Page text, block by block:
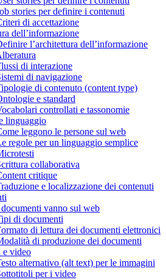
stories per definire i contenuti
di accettazione
dell’informazione
l’architettura dell’informazione
di interazione
di navigazione
di contenuto (content type)
e standard
controllati e tassonomie
linguaggio
leggono le persone sul web
regole per un linguaggio semplice
collaborativa
critique
e localizzazione dei contenuti
vanno sul web
di documenti
di lettura dei documenti elettronici
di produzione dei documenti
e video
alternativo (alt text) per le immagini
per i video